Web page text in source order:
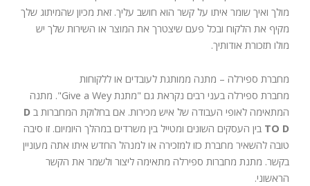
מולך ואיך שומר איתו על קשר הוא חושב עליך. זאת מכיון שהמיתוג שלך
מקיף את הלקוח ובכל פעם שיצטרך את המוצר או השירות שלך יש
מולו תזכורת אודותיך.
מחברת ספירלה – מתנה ממותגת לעובדים או ללקוחות
מחברת ספירלה בעני רבים נקראת גם "מתנת Give a Wey". מתנה
המתאימה לאופי העבודה של איש מכירות. אם בחלוקת המחברות ב D
TO D בין העסקים השונים ומטייל בין משרדים במהלך היומיום. זו סיבה
טובה להשאיר מחברת כזו למזכירה או למנהל החדש איתו אתה מעוניין
בקשר. מתנת מחברות ספירלה מתאימה ליצור ולשמר את הקשר
הראשוני.